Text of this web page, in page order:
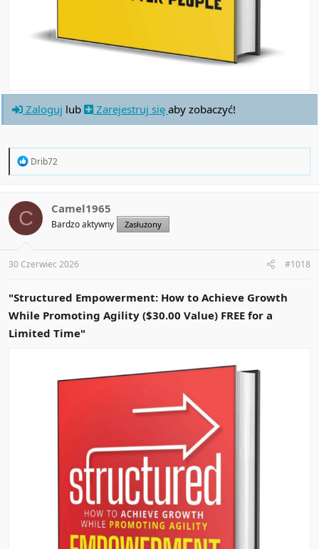
Zaloguj lub Zarejestruj się aby zobaczyć!
R
t
i
o
s
:
Drib72
C Camel1965
Bardzo aktywny Zasłużony
30 Czerwiec 2026 #1018
"Structured Empowerment: How to Achieve Growth
While Promoting Agility ($30.00 Value) FREE for a
Limited Time"